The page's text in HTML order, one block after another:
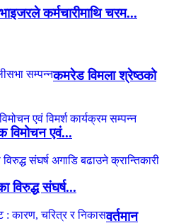
कर्मचारीमाथि चरम...
कमरेड विमला श्रेष्ठको
विमोचन एवं...
विरुद्ध संघर्ष...
वर्तमान